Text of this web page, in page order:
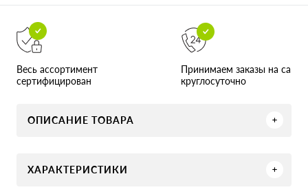
Весь ассортимент
сертифицирован
Принимаем заказы на сайте
круглосуточно
ОПИСАНИЕ ТОВАРА
ХАРАКТЕРИСТИКИ